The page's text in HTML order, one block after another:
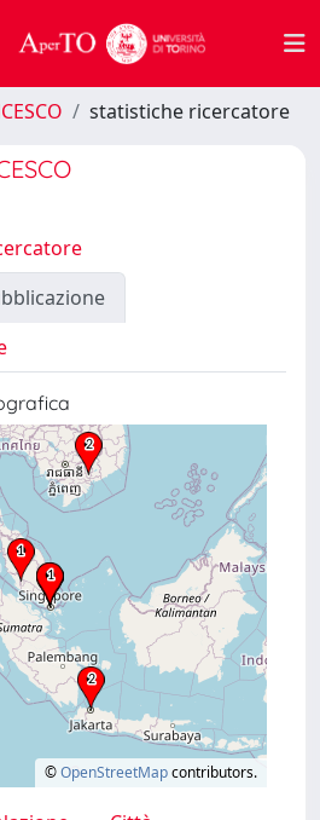
statistiche ricercatore
©OpenStreetMapcontributors.